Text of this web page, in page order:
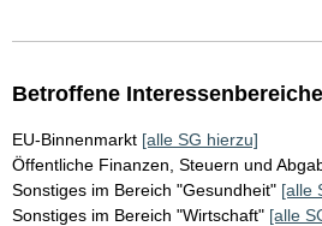
Betroffene
EU-Binnenmarkt [alle SG hierzu]
Öffentliche Finanzen, Steuern und
Sonstiges im Bereich "Gesundheit" [alle
Sonstiges im Bereich "Wirtschaft" [alle